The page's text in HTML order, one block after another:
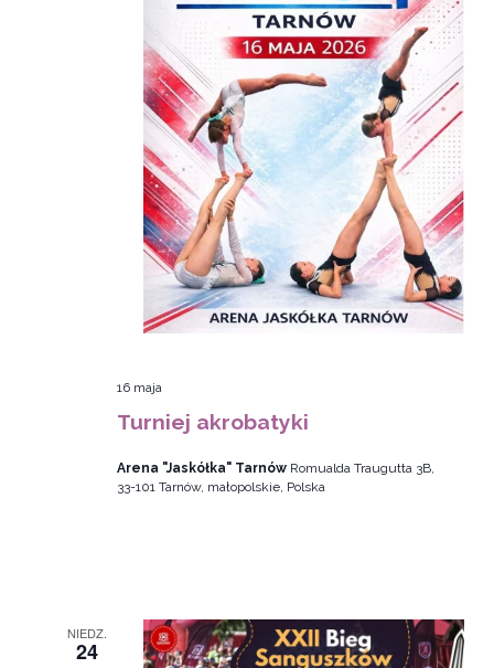
16 maja
Turniej akrobatyki
Arena "Jaskółka" Tarnów Romualda Traugutta 3B,
33-101 Tarnów, małopolskie, Polska
NIEDZ.
24